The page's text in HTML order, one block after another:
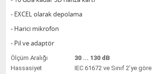
- EXCEL olarak depolama
- Harici mikrofon
- Pil ve adaptör
Ölçüm Aralığı
30 ... 130 dB
Hassasiyet
IEC 61672 ve Sınıf 2’ye göre